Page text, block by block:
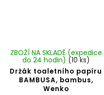
Držák toaletního papíru
BAMBUSA, bambus,
Wenko
ZBOŽÍ NA SKLADĚ (expedice
do 24 hodin) (10 ks)